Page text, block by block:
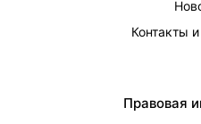
Контакты
Правовая